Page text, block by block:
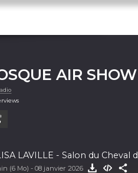
AIR SHOW
ELISA LAVILLE - Salon
(6 Mo) - 08 janvier 2026